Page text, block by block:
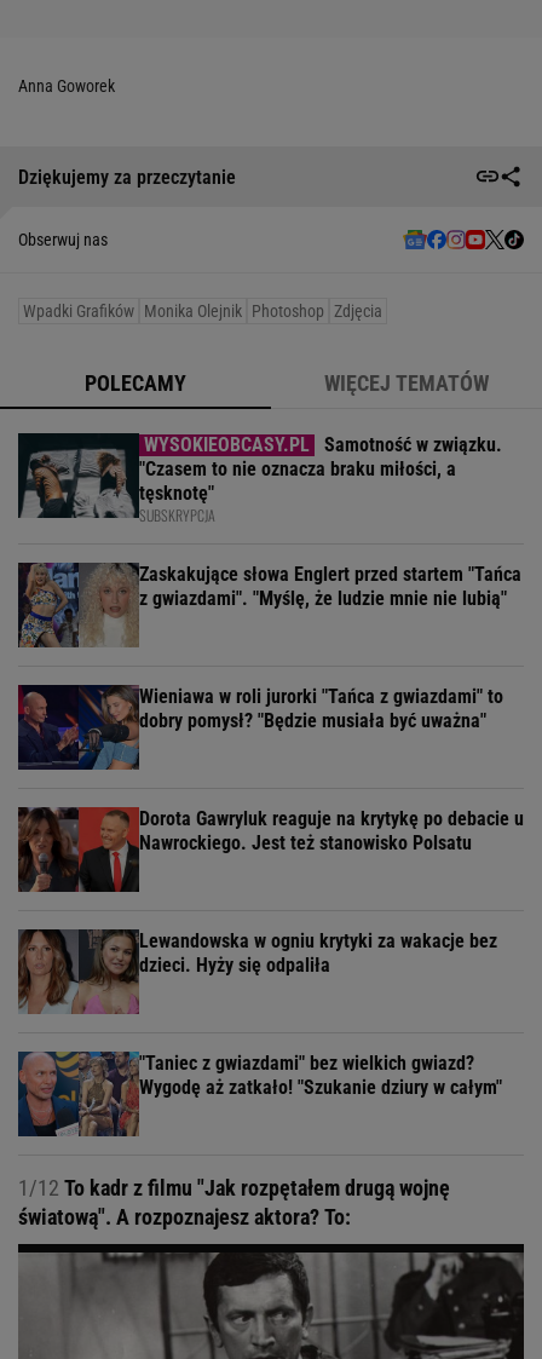
Anna Goworek
Dziękujemy za przeczytanie
Obserwuj nas
Wpadki Grafików Monika Olejnik Photoshop Zdjęcia
POLECAMY WIĘCEJ TEMATÓW
Samotność w związku.
"Czasem to nie oznacza braku miłości, a
tęsknotę"
SUBSKRYPCJA
Zaskakujące słowa Englert przed startem "Tańca
z gwiazdami". "Myślę, że ludzie mnie nie lubią"
Wieniawa w roli jurorki "Tańca z gwiazdami" to
dobry pomysł? "Będzie musiała być uważna"
Dorota Gawryluk reaguje na krytykę po debacie u
Nawrockiego. Jest też stanowisko Polsatu
Lewandowska w ogniu krytyki za wakacje bez
dzieci. Hyży się odpaliła
"Taniec z gwiazdami" bez wielkich gwiazd?
Wygodę aż zatkało! "Szukanie dziury w całym"
1/12 To kadr z filmu "Jak rozpętałem drugą wojnę
światową". A rozpoznajesz aktora? To: